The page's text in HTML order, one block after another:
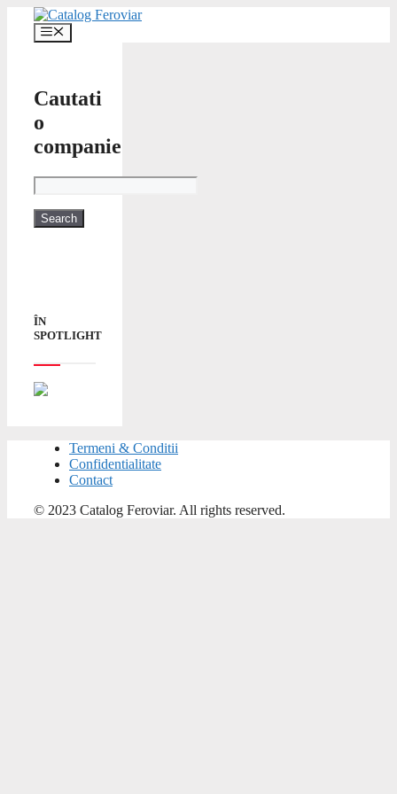
content
Menu
Cautati
o
companie
ÎN
SPOTLIGHT
Termeni & Conditii
Confidentialitate
Contact
© 2023 Catalog Feroviar. All rights reserved.